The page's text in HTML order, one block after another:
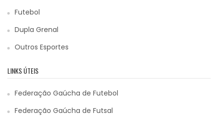
Futebol
Dupla Grenal
Outros Esportes
LINKS ÚTEIS
Federação Gaúcha de Futebol
Federação Gaúcha de Futsal